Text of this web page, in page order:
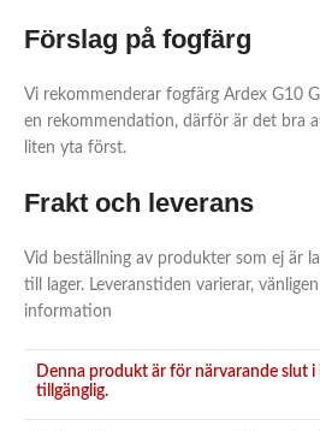
Förslag på fogfärg
Vi rekommenderar fogfärg Ardex G10
en rekommendation, därför är det bra
liten yta först.
Frakt och leverans
Vid beställning av produkter som ej är
till lager. Leveranstiden varierar,
information
Denna produkt är för närvarande slut i
tillgänglig.